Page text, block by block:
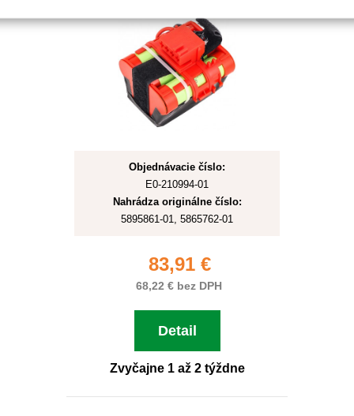
Objednávacie číslo:
E0-210994-01
Nahrádza originálne číslo:
5895861-01, 5865762-01
83,91 €
68,22 € bez DPH
Detail
Zvyčajne 1 až 2 týždne